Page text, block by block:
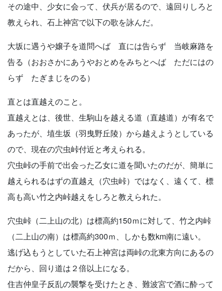
その途中、少女に会って、伏兵が居るので、遠回りしろと
教えられ、石上神宮で以下の歌を詠んだ。
大坂に遇うや嬢子を道問へば 直には告らず 当岐麻路を
告る（おおさかにあうやおとめをみちとへば ただにはの
らず たぎまじをのる）
直とは直越えのこと。
直越えとは、後世、生駒山を越える道（直越道）が有名で
あったが、埴生坂（羽曳野丘陵）から越えようとしている
ので、現在の穴虫峠付近と考えられる。
穴虫峠の手前で出会った乙女に道を聞いたのだが、簡単に
越えられるはずの直越え（穴虫峠）ではなく、遠くて、標
高も高い竹之内峠越えをしろと教えられた。
穴虫峠（二上山の北）は標高約150ｍに対して、竹之内峠
（二上山の南）は標高約300ｍ、しかも数km南に遠い。
逃げ込もうとしていた石上神宮は両峠の北東方向にあるの
だから、回り道は２倍以上になる。
住吉仲皇子反乱の襲撃を受けたとき、難波宮で酒に酔って